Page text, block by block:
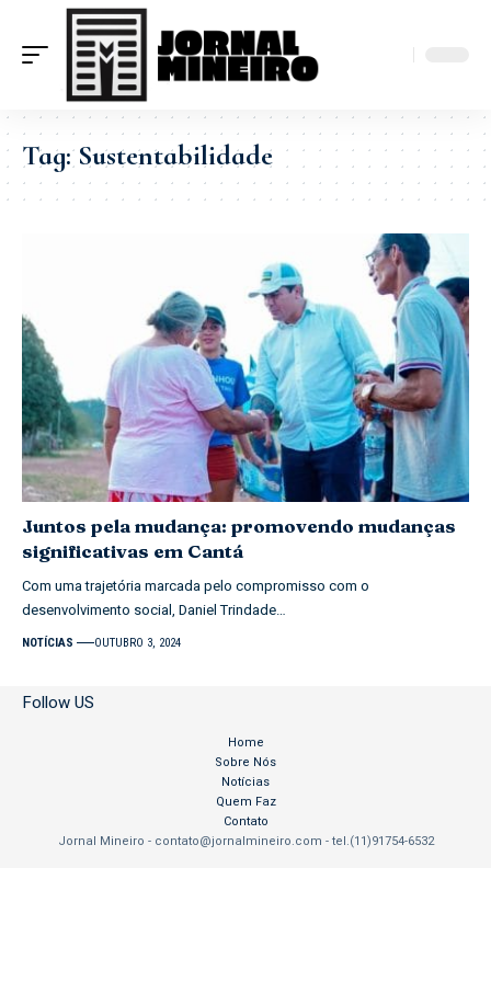
Tag:Sustentabilidade
Juntos pela mudança: promovendo mudanças
significativas em Cantá
Com uma trajetória marcada pelo compromisso com o
desenvolvimento social, Daniel Trindade…
NOTÍCIAS OUTUBRO 3, 2024
Follow US
Jornal Mineiro - contato@jornalmineiro.com - tel.(11)91754-6532
Home
Sobre Nós
Notícias
Quem Faz
Contato